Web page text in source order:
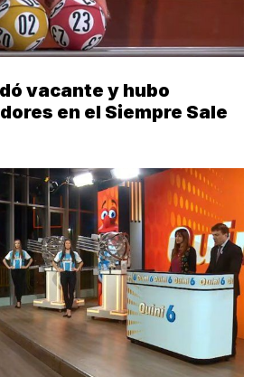
vacante y hubo
en el Siempre Sale